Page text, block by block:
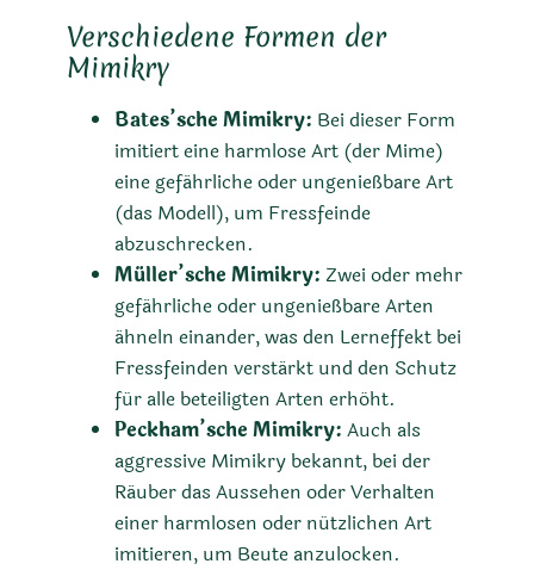
Verschiedene Formen der
Mimikry
Bates’sche Mimikry: Bei dieser Form
imitiert eine harmlose Art (der Mime)
eine gefährliche oder ungenießbare Art
(das Modell), um Fressfeinde
abzuschrecken.
Müller’sche Mimikry: Zwei oder mehr
gefährliche oder ungenießbare Arten
ähneln einander, was den Lerneffekt bei
Fressfeinden verstärkt und den Schutz
für alle beteiligten Arten erhöht.
Peckham’sche Mimikry: Auch als
aggressive Mimikry bekannt, bei der
Räuber das Aussehen oder Verhalten
einer harmlosen oder nützlichen Art
imitieren, um Beute anzulocken.